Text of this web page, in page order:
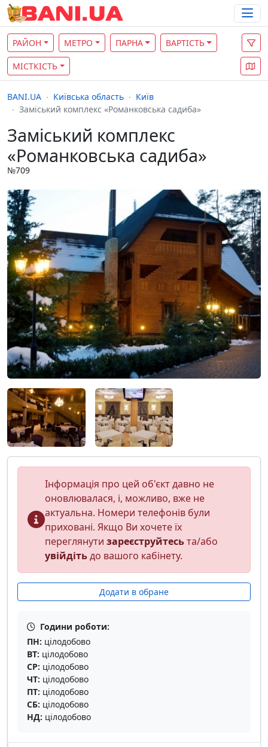
РАЙОН МЕТРО ПАРНА ВАРТІСТЬ
МІСТКІСТЬ
BANI.UA Київська область
Київ
Заміський комплекс «Романковська садиба»
Заміський комплекс
«Романковська садиба»
№709
Інформація про цей об'єкт давно не
оновлювалася, і, можливо, вже не
актуальна. Номери телефонів були
приховані. Якщо Ви хочете їх
переглянути зареєструйтесьта/або
увійдітьдо вашого кабінету.
Додати в обране
Години роботи:
ПН: цілодобово
ВТ: цілодобово
СР: цілодобово
ЧТ: цілодобово
ПТ: цілодобово
СБ: цілодобово
НД: цілодобово